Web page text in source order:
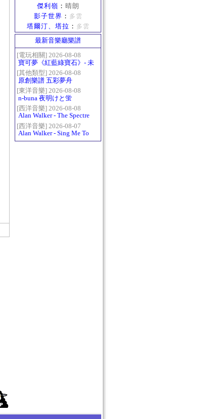
傑利嶺 ： 晴朗
影子世界 ： 多雲
塔爾汀、塔拉 ： 多雲
最新音樂廳樂譜
[電玩相關] 2026-08-08
寶可夢《紅藍綠寶石》- 未
白鎮BGM (Littleroot Town)
[其他類型] 2026-08-08
原創樂譜 五彩夢舟
[東洋音樂] 2026-08-08
n-buna 夜明けと蛍
[西洋音樂] 2026-08-08
Alan Walker - The Spectre
[西洋音樂] 2026-08-07
Alan Walker - Sing Me To
Sleep